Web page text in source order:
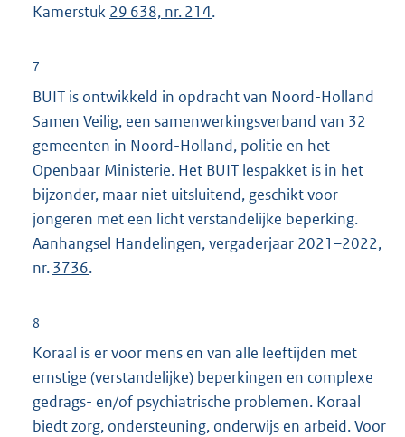
Kamerstuk 29 638, nr. 214.
7
BUIT is ontwikkeld in opdracht van Noord-Holland
Samen Veilig, een samenwerkingsverband van 32
gemeenten in Noord-Holland, politie en het
Openbaar Ministerie. Het BUIT lespakket is in het
bijzonder, maar niet uitsluitend, geschikt voor
jongeren met een licht verstandelijke beperking.
Aanhangsel Handelingen, vergaderjaar 2021–2022,
nr.3736.
8
Koraal is er voor mens en van alle leeftijden met
ernstige (verstandelijke) beperkingen en complexe
gedrags- en/of psychiatrische problemen. Koraal
biedt zorg, ondersteuning, onderwijs en arbeid. Voor